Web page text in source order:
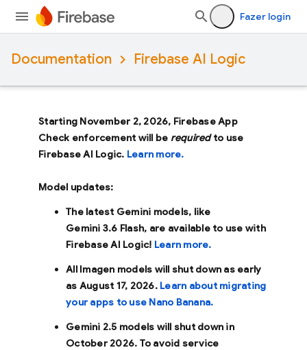
Fazer login
Documentation Firebase AI Logic
Starting November 2, 2026, Firebase App
Check enforcement will be requiredto use
Firebase AI Logic. Learn more.
Model updates:
The latest Gemini models, like
Gemini 3.6 Flash, are available to use with
Firebase AI Logic! Learn more.
All Imagen models will shut down as early
as August 17, 2026. Learn about migrating
your apps to use Nano Banana.
Gemini 2.5 models will shut down in
October 2026. To avoid service